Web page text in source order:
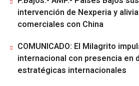
intervención de Nexperia y
comerciales con China
COMUNICADO: El Milagrito
internacional con presencia en
estratégicas internacionales